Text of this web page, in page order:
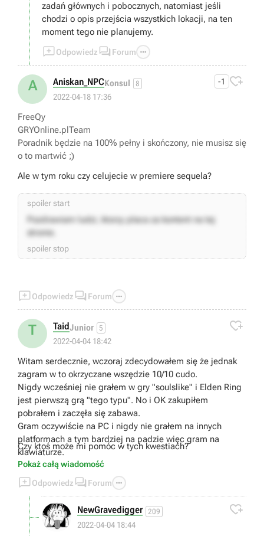
zadań głównych i pobocznych, natomiast jeśli
chodzi o opis przejścia wszystkich lokacji, na ten
moment tego nie planujemy.
Odpowiedz  Forum 
A Aniskan_NPCKonsul 8
2022-04-18 17:36
-1 
FreeQy
GRYOnline.plTeam
Poradnik będzie na 100% pełny i skończony, nie musisz się
o to martwić ;)
Ale w tym roku czy celujecie w premiere sequela?
spoiler start
Pozdrawiam ludzi, ktorzy placa za kontent na tej
stronie.
spoiler stop
Odpowiedz  Forum 
T TaidJunior 5
2022-04-04 18:42

Witam serdecznie, wczoraj zdecydowałem się że jednak
zagram w to okrzyczane wszędzie 10/10 cudo.
Nigdy wcześniej nie grałem w gry "soulslike" i Elden Ring
jest pierwszą grą "tego typu". No i OK zakupiłem
pobrałem i zaczęła się zabawa.
Gram oczywiście na PC i nigdy nie grałem na innych
platformach a tym bardziej na padzie więc gram na
klawiaturze.
O tym jak wygląda konwersja sterowania z pada na
klawiaturę nie chcę rozmawiać bo jest jak jest i OK ale za
cholerę nie mogę np. rozkimać jak mogę przypisać do
konkretnych klawiszy przedmioty z sakwy... . Nie mogę
również nigdzie znaleźć opisów ikon które pokazują się
pod paskami życia, many i wytrzymałości. Mam tam teraz
Czy ktoś może mi pomóc w tych kwestiach?
Pokaż całą wiadomość
Odpowiedz  Forum 
NewGravedigger 209
2022-04-04 18:44
